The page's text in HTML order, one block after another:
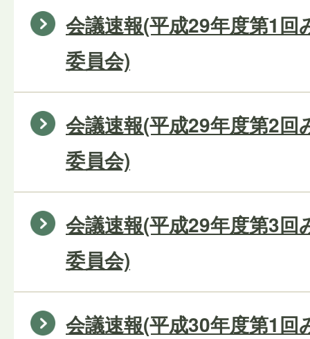
会議速報(平成29年度第1回
委員会)
会議速報(平成29年度第2回
委員会)
会議速報(平成29年度第3回
委員会)
会議速報(平成30年度第1回